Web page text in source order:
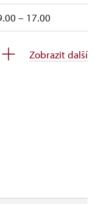
– 17.00
9.00 – 17.00
Zobrazit další